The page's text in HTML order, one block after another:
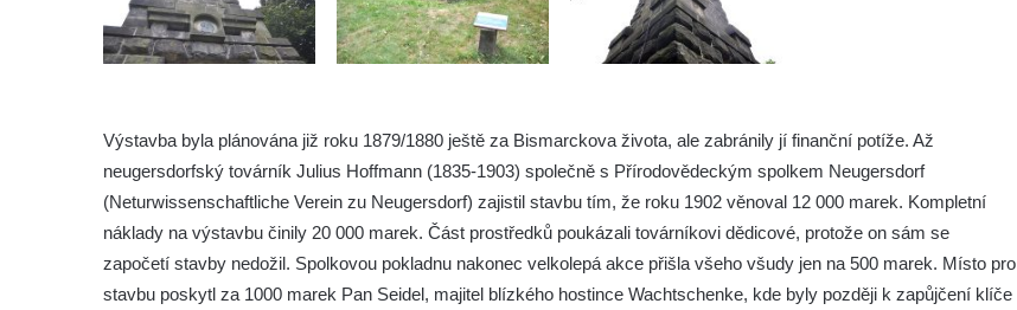
Vyhlídka u Perníkové stráže mezi Údolím
samoty a Údolím vzdechů
v Nové Vsi-Teplicích
Boreč – vyhlídka k jihu
Boreč – vyhlídka k východu
Vrázova vyhlídka v Mělníku
Výstavba byla plánována již roku 1879/1880 ještě za Bismarckova života, ale zabránily jí finanční potíže. Až
neugersdorfský továrník Julius Hoffmann (1835-1903) společně s Přírodovědeckým spolkem Neugersdorf
(Neturwissenschaftliche Verein zu Neugersdorf) zajistil stavbu tím, že roku 1902 věnoval 12 000 marek. Kompletní
náklady na výstavbu činily 20 000 marek. Část prostředků poukázali továrníkovi dědicové, protože on sám se
započetí stavby nedožil. Spolkovou pokladnu nakonec velkolepá akce přišla všeho všudy jen na 500 marek. Místo pro
stavbu poskytl za 1000 marek Pan Seidel, majitel blízkého hostince Wachtschenke, kde byly později k zapůjčení klíče